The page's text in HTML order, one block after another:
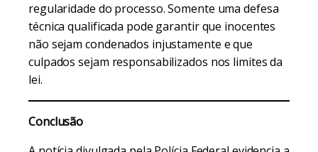
regularidade do processo. Somente uma defesa
técnica qualificada pode garantir que inocentes
não sejam condenados injustamente e que
culpados sejam responsabilizados nos limites da
lei.
Conclusão